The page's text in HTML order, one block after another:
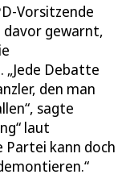
Vorsitzende
gewarnt,
„Jede Debatte
den man
sagte
laut
Partei kann doch